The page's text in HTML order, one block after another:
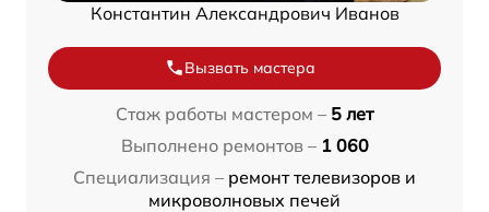
Константин Александрович Иванов
Вызвать мастера
Стаж работы мастером – 5 лет
Выполнено ремонтов – 1 060
Специализация – ремонт телевизоров и
микроволновых печей